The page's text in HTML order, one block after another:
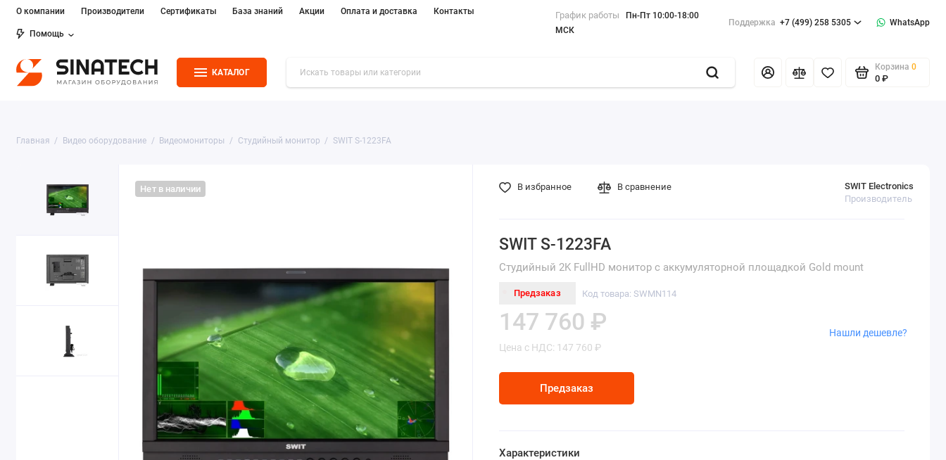
О компании Производители Сертификаты База знаний Акции Оплата и доставка Контакты
Помощь
График работы
Пн-Пт 10:00-18:00
МСК
Поддержка +7 (499) 258 5305 WhatsApp
КАТАЛОГ
Корзина 0
0 ₽
Главная Видео оборудование Видеомониторы Студийный монитор SWIT S-1223FA
Нет в наличии
SWIT S-1223FA
Студийный 2K FullHD монитор с аккумуляторной площадкой Gold mount
Предзаказ Код товара: SWMN114
SWIT Electronics
Производитель
147 760 ₽
Цена с НДС: 147 760 ₽
Предзаказ
Нашли дешевле?
В избранное В сравнение
Характеристики